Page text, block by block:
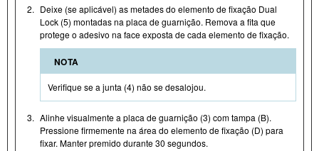
2. Deixe (se aplicável) as metades do elemento de fixação Dual
Lock (5) montadas na placa de guarnição. Remova a fita que
protege o adesivo na face exposta de cada elemento de fixação.
NOTA
Verifique se a junta (4) não se desalojou.
3. Alinhe visualmente a placa de guarnição (3) com tampa (B).
Pressione firmemente na área do elemento de fixação (D) para
fixar. Manter premido durante 30 segundos.